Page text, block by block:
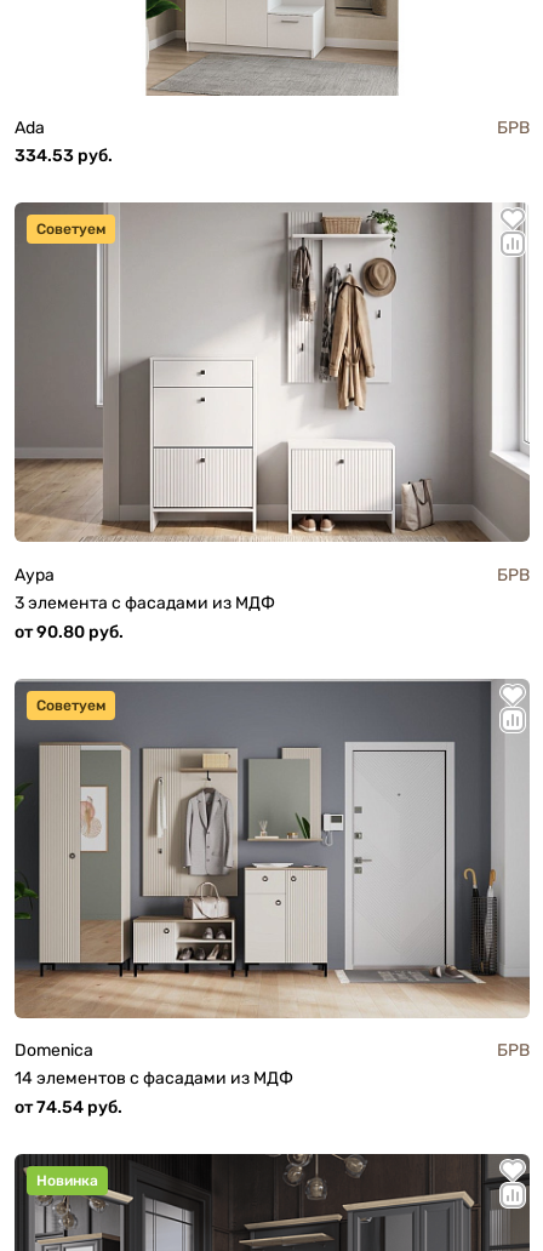
Ada
БРВ
334.53 руб.
Советуем
Аура
БРВ
3 элемента с фасадами из МДФ
от 90.80 руб.
Советуем
Domenica
БРВ
14 элементов с фасадами из МДФ
от 74.54 руб.
Новинка